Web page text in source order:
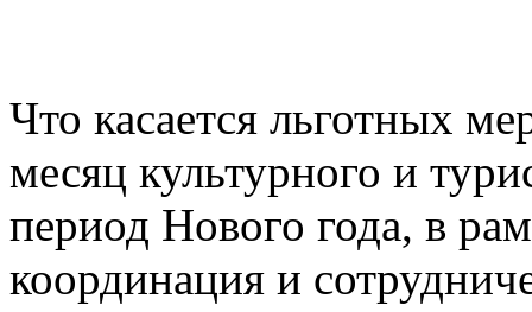
Что касается льготных
месяц культурного и
период Нового года, в
координация и